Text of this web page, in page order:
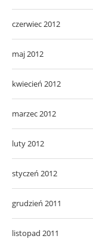
czerwiec 2012
maj 2012
kwiecień 2012
marzec 2012
luty 2012
styczeń 2012
grudzień 2011
listopad 2011